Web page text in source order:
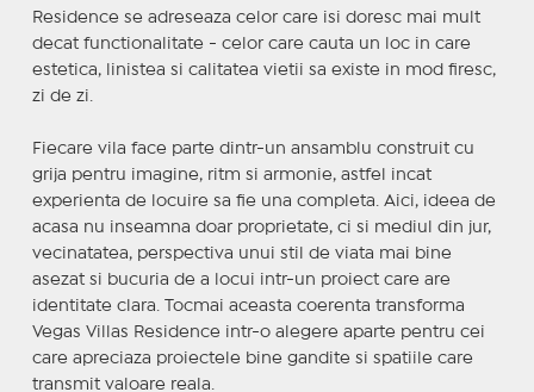
Residence se adreseaza celor care isi doresc mai mult
decat functionalitate - celor care cauta un loc in care
estetica, linistea si calitatea vietii sa existe in mod firesc,
zi de zi.
Fiecare vila face parte dintr-un ansamblu construit cu
grija pentru imagine, ritm si armonie, astfel incat
experienta de locuire sa fie una completa. Aici, ideea de
acasa nu inseamna doar proprietate, ci si mediul din jur,
vecinatatea, perspectiva unui stil de viata mai bine
asezat si bucuria de a locui intr-un proiect care are
identitate clara. Tocmai aceasta coerenta transforma
Vegas Villas Residence intr-o alegere aparte pentru cei
care apreciaza proiectele bine gandite si spatiile care
transmit valoare reala.